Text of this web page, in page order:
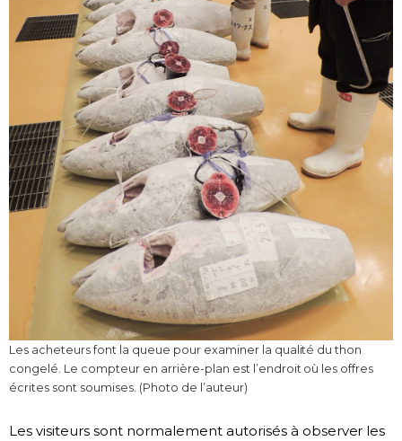
Les acheteurs font la queue pour examiner la qualité du thon
congelé. Le compteur en arrière-plan est l’endroit où les offres
écrites sont soumises. (Photo de l’auteur)
Les visiteurs sont normalement autorisés à observer les